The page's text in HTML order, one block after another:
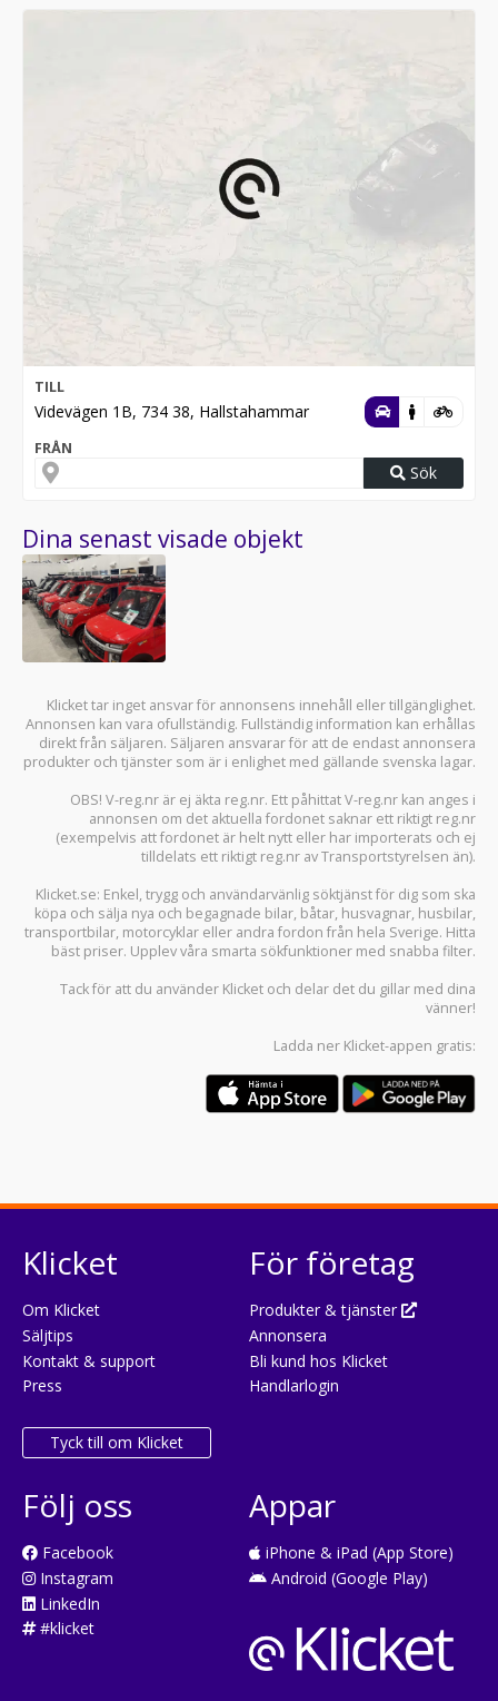
TILL
Videvägen 1B, 734 38, Hallstahammar
FRÅN
Sök
Dina senast visade objekt
Klicket tar inget ansvar för annonsens innehåll eller tillgänglighet.
Annonsen kan vara ofullständig. Fullständig information kan erhållas
direkt från säljaren. Säljaren ansvarar för att de endast annonsera
produkter och tjänster som är i enlighet med gällande svenska lagar.
OBS! V-reg.nr är ej äkta reg.nr. Ett påhittat V-reg.nr kan anges i
annonsen om det aktuella fordonet saknar ett riktigt reg.nr
(exempelvis att fordonet är helt nytt eller har importerats och ej
tilldelats ett riktigt reg.nr av Transportstyrelsen än).
Klicket.se: Enkel, trygg och användarvänlig söktjänst för dig som ska
köpa och sälja nya och begagnade bilar, båtar, husvagnar, husbilar,
transportbilar, motorcyklar eller andra fordon från hela Sverige. Hitta
bäst priser. Upplev våra smarta sökfunktioner med snabba filter.
Tack för att du använder Klicket och delar det du gillar med dina
vänner!
Ladda ner Klicket-appen gratis:
Klicket
Om Klicket
Säljtips
Kontakt & support
Press
Tyck till om Klicket
För företag
Produkter & tjänster
Annonsera
Bli kund hos Klicket
Handlarlogin
Följ oss
Facebook
Instagram
LinkedIn
#klicket
Appar
iPhone & iPad (App Store)
Android (Google Play)